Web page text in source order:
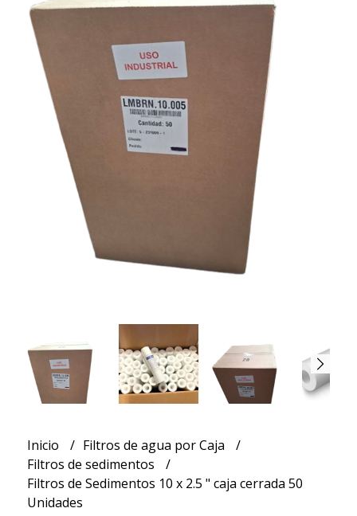
Inicio
Filtros de agua por Caja
Filtros de sedimentos
Filtros de Sedimentos 10 x 2.5 " caja cerrada 50
Unidades